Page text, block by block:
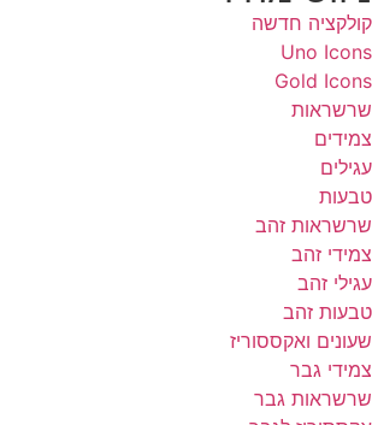
קולקציה חדשה
Uno Icons
Gold Icons
שרשראות
צמידים
עגילים
טבעות
שרשראות זהב
צמידי זהב
עגילי זהב
טבעות זהב
שעונים ואקססוריז
צמידי גבר
שרשראות גבר